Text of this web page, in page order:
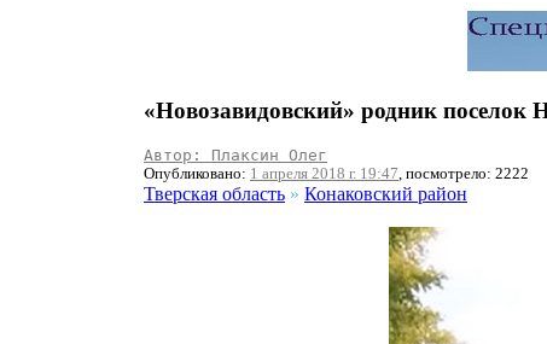
«Новозавидовский» родник поселок
Автор: Плаксин Олег
Опубликовано: 1 апреля 2018 г. 19:47, посмотрело: 2222
Тверская область » Конаковский район